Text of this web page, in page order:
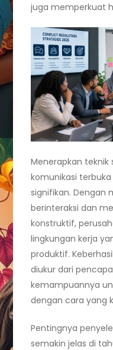
juga memperkuat
Menerapkan
komunikasi
signifikan. Dengan
berinteraksi dan
konstruktif,
lingkungan kerja
produktif.
diukur dari
kemampuannya
dengan cara yang
Pentingnya
semakin jelas di